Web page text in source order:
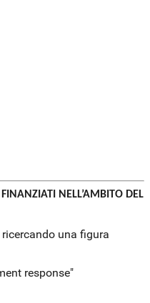
NELL’AMBITO DEL
una figura
response"